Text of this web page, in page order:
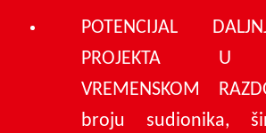
POTENCIJAL
PROJEKTA U
VREMENSKOM
broju sudionika,